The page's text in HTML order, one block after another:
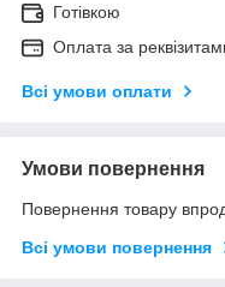
Готівкою
Оплата за
Всі умови оплати
Умови повернення
Повернення товару
Всі умови повернення